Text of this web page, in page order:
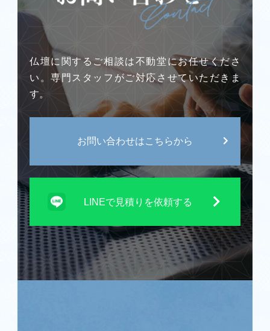
仏壇に関するご相談は不動堂にお任せくださ
い。専門スタッフがご対応させていただきま
す。
お問い合わせはこちらから
LINEで見積りを依頼する